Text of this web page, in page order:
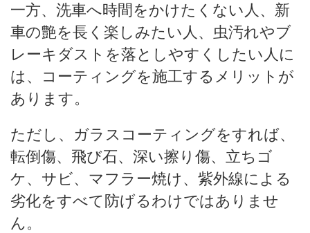
一方、洗車へ時間をかけたくない人、新
車の艶を長く楽しみたい人、虫汚れやブ
レーキダストを落としやすくしたい人に
は、コーティングを施工するメリットが
あります。
ただし、ガラスコーティングをすれば、
転倒傷、飛び石、深い擦り傷、立ちゴ
ケ、サビ、マフラー焼け、紫外線による
劣化をすべて防げるわけではありませ
ん。